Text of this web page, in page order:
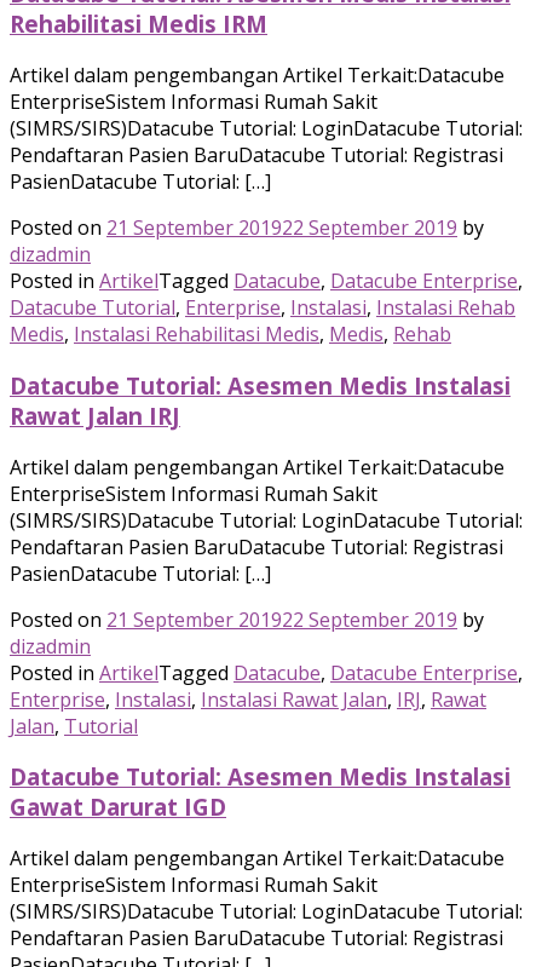
Rehabilitasi Medis IRM
Artikel dalam pengembangan Artikel Terkait:Datacube
EnterpriseSistem Informasi Rumah Sakit
(SIMRS/SIRS)Datacube Tutorial: LoginDatacube Tutorial:
Pendaftaran Pasien BaruDatacube Tutorial: Registrasi
PasienDatacube Tutorial: […]
Posted on 21 September 201922 September 2019 by
dizadmin
Posted in ArtikelTagged Datacube, Datacube Enterprise,
Datacube Tutorial, Enterprise, Instalasi, Instalasi Rehab
Medis, Instalasi Rehabilitasi Medis, Medis, Rehab
Datacube Tutorial: Asesmen Medis Instalasi
Rawat Jalan IRJ
Artikel dalam pengembangan Artikel Terkait:Datacube
EnterpriseSistem Informasi Rumah Sakit
(SIMRS/SIRS)Datacube Tutorial: LoginDatacube Tutorial:
Pendaftaran Pasien BaruDatacube Tutorial: Registrasi
PasienDatacube Tutorial: […]
Posted on 21 September 201922 September 2019 by
dizadmin
Posted in ArtikelTagged Datacube, Datacube Enterprise,
Enterprise, Instalasi, Instalasi Rawat Jalan, IRJ, Rawat
Jalan, Tutorial
Datacube Tutorial: Asesmen Medis Instalasi
Gawat Darurat IGD
Artikel dalam pengembangan Artikel Terkait:Datacube
EnterpriseSistem Informasi Rumah Sakit
(SIMRS/SIRS)Datacube Tutorial: LoginDatacube Tutorial:
Pendaftaran Pasien BaruDatacube Tutorial: Registrasi